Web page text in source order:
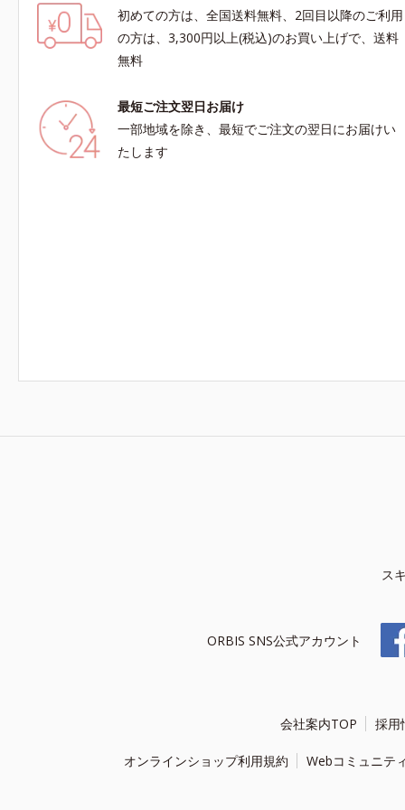
初めての方は、全国送料無料、2回目以降のご利用
の方は、3,300円以上(税込)のお買い上げで、送料
無料
最短ご注文翌日お届け
一部地域を除き、最短でご注文の翌日にお届けい
たします
ス
ORBIS SNS公式アカウント
会社案内TOP 採用
オンラインショップ利用規約 Webコミュニテ